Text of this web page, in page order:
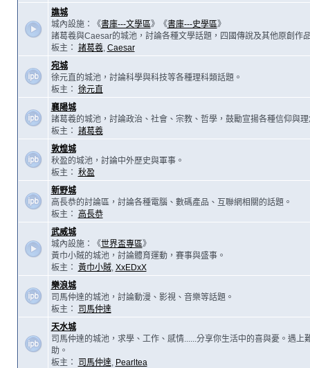
譙城
城內設施：《書庫---文學區》《書庫---史學區》
諸葛羲與Caesar的城池，討論各種文學話題，四國傳說及其他原創作
板主： 諸葛羲, Caesar
宛城
徐元直的城池，討論科學與科技等各種理科類話題。
板主： 徐元直
襄陽城
諸葛羲的城池，討論政治、社會、宗教、哲學，鼓勵宣揚各種信仰與理
板主： 諸葛羲
敦煌城
秋盈的城池，討論中外歷史與軍事。
板主： 秋盈
新野城
高長恭的討論區，討論各種電腦、數碼產品、互聯網相關的話題。
板主：
高長恭
武威城
城內設施：《世界盃專區》
黃巾小賊的城池，討論體育運動，賽事與盛事。
板主： 黃巾小賊, XxEDxX
樂浪城
司馬仲達的城池，討論動漫、影視、音樂等話題。
板主：
司馬仲達
天水城
司馬仲達的城池，求學、工作、感情......分享你生活中的喜與憂。遇上
助。
板主：
司馬仲達, Pearltea